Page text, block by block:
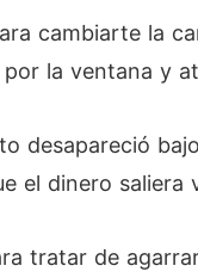
cambiarte la
la ventana y
desapareció
el dinero
tratar de